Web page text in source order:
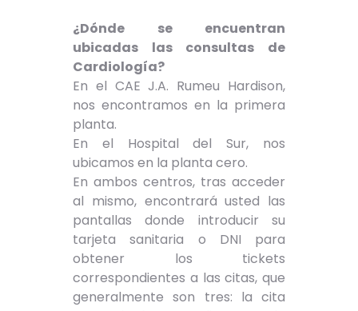
¿Dónde se encuentran
ubicadas las consultas de
Cardiología?
En el CAE J.A. Rumeu Hardison,
nos encontramos en la primera
planta.
En el Hospital del Sur, nos
ubicamos en la planta cero.
En ambos centros, tras acceder
al mismo, encontrará usted las
pantallas donde introducir su
tarjeta sanitaria o DNI para
obtener los tickets
correspondientes a las citas, que
generalmente son tres: la cita